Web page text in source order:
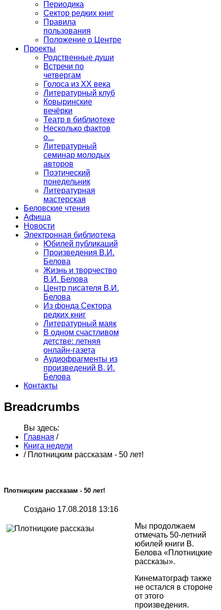
Периодика
Сектор редких книг
Правила
пользования
Положение о Центре
Проекты
Родственные души
Встречи по
четвергам
Голоса из ХХ века
Литературный клуб
Ковыринские
вечёрки
Театр в библиотеке
Несколько фактов
о...
Литературный
семинар молодых
авторов
Поэтический
понедельник
Литературная
мастерская
Беловские чтения
Афиша
Новости
Электронная библиотека
Юбилей публикаций
Произведения В.И.
Белова
Жизнь и творчество
В.И. Белова
Центр писателя В.И.
Белова
Из фонда Сектора
редких книг
Литературный маяк
В одном счастливом
детстве: летняя
онлайн-газета
Аудиофрагменты из
произведений В. И.
Белова
Контакты
Breadcrumbs
Вы здесь:
Главная /
Книга недели
/ Плотницким рассказам - 50 лет!
Плотницким рассказам - 50 лет!
Создано 17.08.2018 13:16
Мы продолжаем
отмечать 50-летний
юбилей книги В.
Белова «Плотницкие
рассказы».
Кинематограф также
не остался в стороне
от этого
произведения.